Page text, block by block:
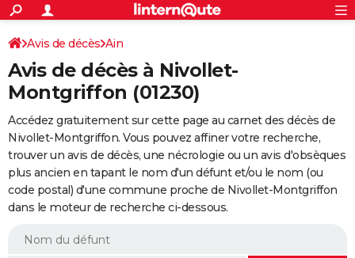
ACTUALITÉS
Politique
Société
Faits Divers
Education
Monde
Villes
+
SPORT
Coupe du monde 2026
Football
Tennis
Cyclisme
Rugby
Forum
FINANCE
Retraite
Impôts
Epargne
Immobilier
Risques naturels par ville
Banque
Assurance
Crédit
Essais
Réserver un essai
Citadines
Berlines
SUV
Forum auto
+
HIGH-TECH
Mobiles
Meilleur smartphone
Internet
Ordinateurs
Jeux vidéo
Guide high-tech
+
BRICOLAGE
Forum
Aménagement intérieur
Extérieur
Cuisine
Salle de bains
Jardinage
Rangement
WEEK-END
Avis de décès Ain
Avis de décès à Nivollet-
Montgriffon (01230)
Accédez gratuitement sur cette page au carnet des décès de
Nivollet-Montgriffon. Vous pouvez affiner votre recherche,
trouver un avis de décès, une nécrologie ou un avis d'obsèques
plus ancien en tapant le nom d'un défunt et/ou le nom (ou
code postal) d'une commune proche de Nivollet-Montgriffon
dans le moteur de recherche ci-dessous.